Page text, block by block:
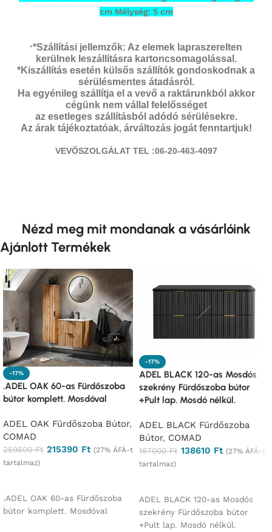
cm Mélység: 5 cm
**Szállítási jellemzők: Az elemek lapraszerelten
kerülnek leszállításra kartoncsomagolással.
*Kiszállítás esetén külsős szállítók gondoskodnak a
sérülésmentes átadásról.
Ha egyénileg szállítja el a vevő a raktárunkból akkor
cégünk nem vállal felelősséget
az esetleges szállításból adódó sérülésekre.
Az árak tájékoztatóak, árváltozás jogát fenntartjuk!
VEVŐSZOLGÁLAT TEL :06-20-463-4097
Nézd meg mit mondanak a vásárlóink
Ajánlott Termékek
-17%
.ADEL OAK 60-as Fürdőszoba
bútor komplett. Mosdóval
ADEL OAK Fürdőszoba Bútor,
COMAD
259500Ft 215390 Ft (27% ÁFÁ-t
tartalmaz)
.ADEL OAK 60-as Fürdőszoba
bútor komplett. Mosdóval
-17%
ADEL BLACK 120-as Mosdós
szekrény Fürdőszoba bútor
+Pult lap. Mosdó nélkül.
ADEL BLACK Fürdőszoba
Bútor, COMAD
167000Ft 138610 Ft (27% ÁFÁ-t
tartalmaz)
ADEL BLACK 120-as Mosdós
szekrény Fürdőszoba bútor
+Pult lap. Mosdó nélkül.